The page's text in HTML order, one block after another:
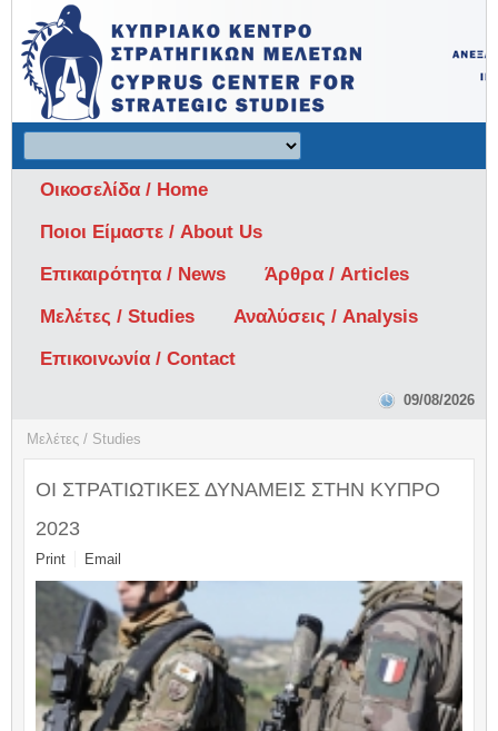
Οικοσελίδα / Home
Ποιοι Είμαστε / About Us
Επικαιρότητα / News
Άρθρα / Articles
Μελέτες / Studies
Αναλύσεις / Analysis
Επικοινωνία / Contact
09/08/2026
Μελέτες / Studies
ΟΙ ΣΤΡΑΤΙΩΤΙΚΕΣ ΔΥΝΑΜΕΙΣ ΣΤΗΝ ΚΥΠΡΟ
2023
Print Email